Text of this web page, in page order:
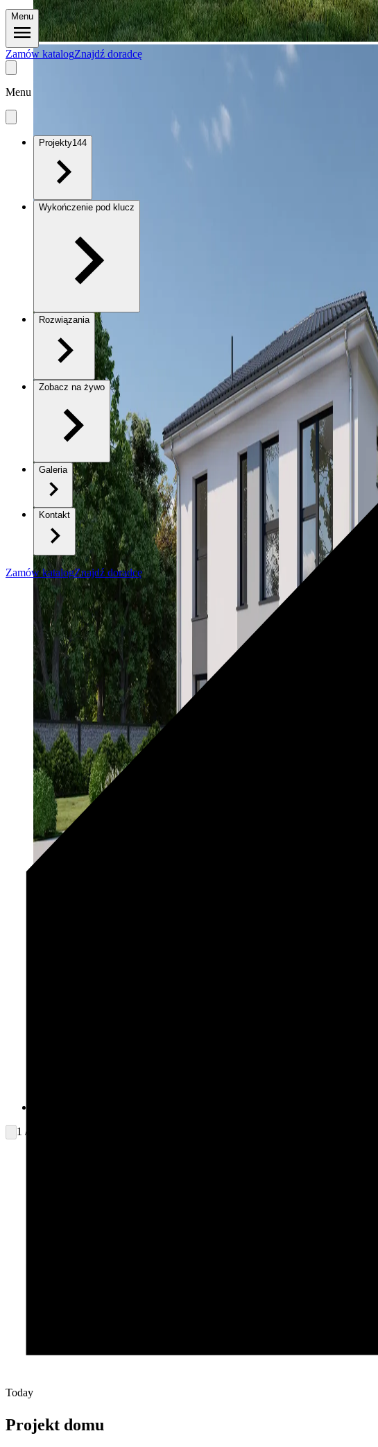
Menu
Zamów katalogZnajdź doradcę
Menu
Projekty144
Wykończenie pod klucz
Rozwiązania
Zobacz na żywo
Galeria
Kontakt
Zamów katalogZnajdź doradcę
1 / 2
Today
Projekt domu